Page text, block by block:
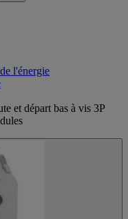
l'énergie
et départ bas à vis 3P